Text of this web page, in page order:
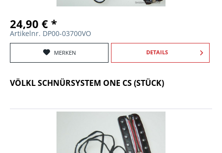
24,90 € *
Artikelnr. DP00-03700VO
MERKEN DETAILS
VÖLKL SCHNÜRSYSTEM ONE CS (STÜCK)